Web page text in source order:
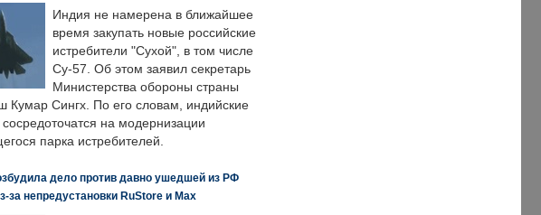
Индия не намерена в ближайшее
время закупать новые российские
истребители "Сухой", в том числе
Су-57. Об этом заявил секретарь
Министерства обороны страны
Кумар Сингх. По его словам, индийские
сосредоточатся на модернизации
парка истребителей.
дело против давно ушедшей из РФ
за непредустановки RuStore и Max